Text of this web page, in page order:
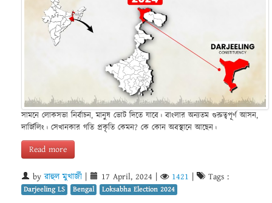
সামনে লোকসভা নির্বাচন, মানুষ ভোট দিতে যাবে। বাংলার অন্যতম গুরুত্বপূর্ণ আসন,
দার্জিলিং। সেখানকার গতি প্রকৃতি কেমন? কে কোন অবস্থানে আছেন।
Read more
byরাহুল মুখার্জী | 17 April, 2024 | 1421 | Tags :
Darjeeling LS Bengal Loksabha Election 2024